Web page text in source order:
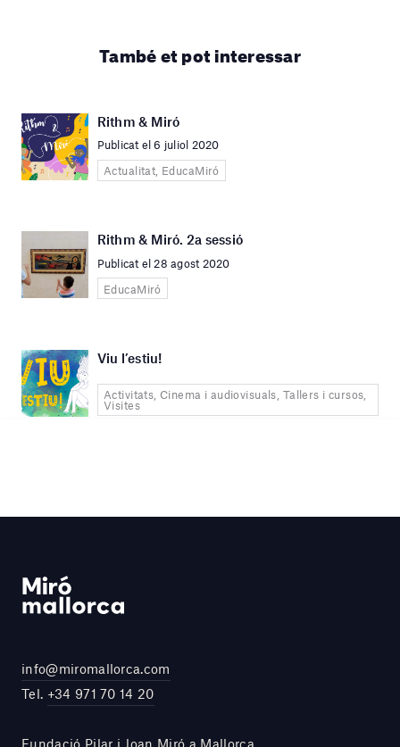
També et pot interessar
Rithm & Miró
Publicat el 6 juliol 2020
Actualitat, EducaMiró
Rithm & Miró. 2a sessió
Publicat el 28 agost 2020
EducaMiró
Viu l’estiu!
Activitats, Cinema i audiovisuals, Tallers i cursos,
Visites
info@miromallorca.com
Tel. +34 971 70 14 20
Fundació Pilar i Joan Miró a Mallorca